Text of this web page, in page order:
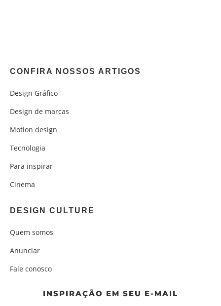
CONFIRA NOSSOS ARTIGOS
Design Gráfico
Design de marcas
Motion design
Tecnologia
Para inspirar
Cinema
DESIGN CULTURE
Quem somos
Anunciar
Fale conosco
INSPIRAÇÃO EM SEU E-MAIL